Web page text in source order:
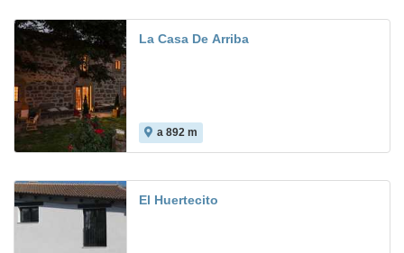
La Casa De Arriba
a 892 m
El Huertecito